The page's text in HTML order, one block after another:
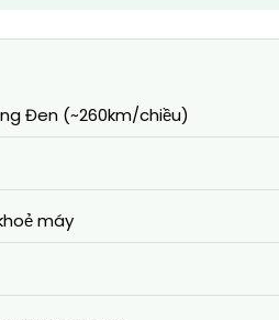
Đen (~260km/chiều)
máy